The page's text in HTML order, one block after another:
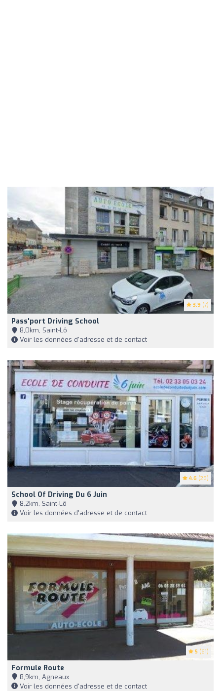
3.9 (7)
Pass'port Driving School
8,0km, Saint-Lô
Voir les données d'adresse et de contact
4.6 (26)
School Of Driving Du 6 Juin
8,2km, Saint-Lô
Voir les données d'adresse et de contact
5 (61)
Formule Route
8,9km, Agneaux
Voir les données d'adresse et de contact